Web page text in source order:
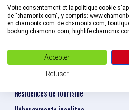
Hébergements avec piscine
Locations avec services
chambres avec jacuzzi privatif chamonix
Villages de vacances
Résidences de tourisme
Votre consentement et la politique cookie
de "chamonix.com", y compris:
en.chamonix.com, de.chamonix.com,
booking.chamonix.com,
Accepter
Refuser